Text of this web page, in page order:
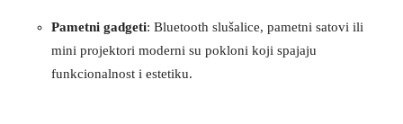
Pametni gadgeti: Bluetooth slušalice, pametni satovi ili
mini projektori moderni su pokloni koji spajaju
funkcionalnost i estetiku.